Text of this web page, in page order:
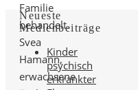
Familie
behandelt.
Svea
Hamann,
erwachsene
Neueste
Medienbeiträge
Kinder
psychisch
erkrankter